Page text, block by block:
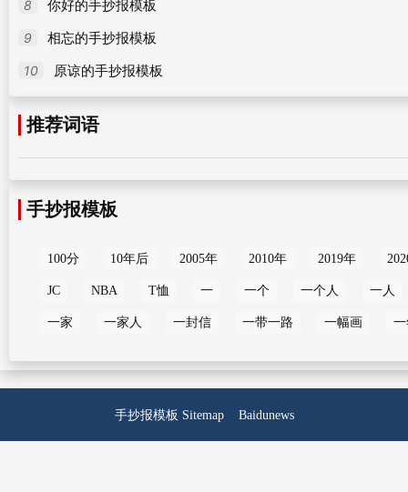
8 你好的手抄报模板
9 相忘的手抄报模板
10 原谅的手抄报模板
推荐词语
手抄报模板
100分 10年后 2005年 2010年 2019年
JC NBA T恤 一 一个 一个人 一人
一家 一家人 一封信 一带一路 一幅画
手抄报模板 Sitemap Baidunews